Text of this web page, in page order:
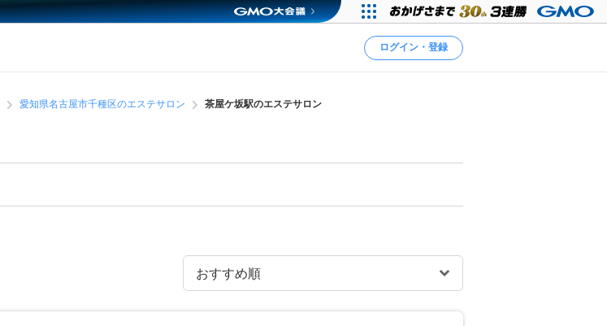
ログイン・登録
愛知県名古屋市千種区のエステサロン 茶屋ケ坂駅のエステサロン